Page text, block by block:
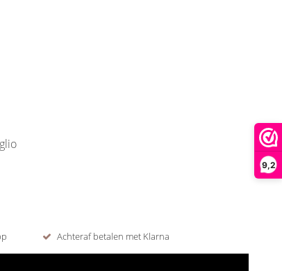
9,2
Achteraf betalen met Klarna